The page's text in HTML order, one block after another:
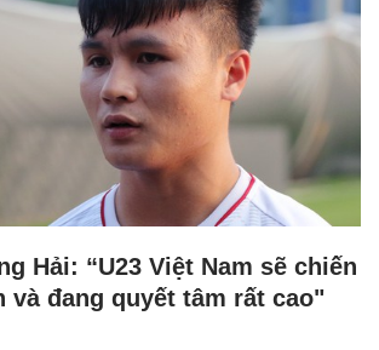
Hải: “U23 Việt Nam sẽ chiến
và đang quyết tâm rất cao"